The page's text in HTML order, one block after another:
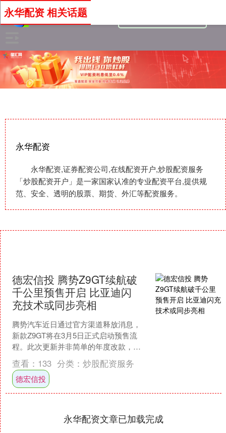
永华配资
永华配资,证券配资公司,在线配资开户,炒股配资服务
「炒股配资开户」是一家国家认准的专业配资平台,提供规
范、安全、透明的股票、期货、外汇等配资服务。
永华配资 相关话题
德宏信投 腾势Z9GT续航破
千公里预售开启 比亚迪闪
充技术或同步亮相
腾势汽车近日通过官方渠道释放消息，
新款Z9GT将在3月5日正式启动预售流
程。此次更新并非简单的年度改款，而
是在车型序列和核心性能上做出了重要
调整。最引人注目的是....
查看： 133 分类： 炒股配资服务
德宏信投
永华配资文章已加载完成